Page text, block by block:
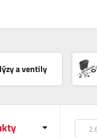
a ventily